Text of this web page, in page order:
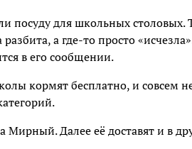
для школьных столовых.
а где-то просто
в его сообщении.
кормят бесплатно, и совсем
Далее её доставят и в